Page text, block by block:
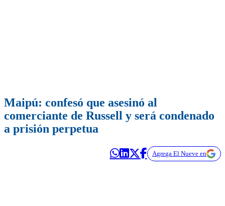
Maipú: confesó que asesinó al
comerciante de Russell y será condenado
a prisión perpetua
Agrega El Nueve en